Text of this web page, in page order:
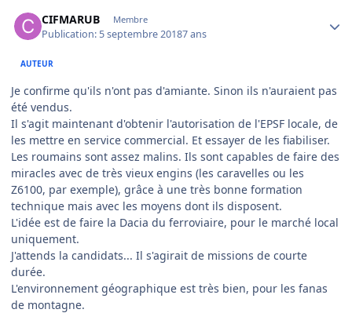
CIFMARUB Membre
Publication: 5 septembre 20187 ans
AUTEUR
Je confirme qu'ils n'ont pas d'amiante. Sinon ils n'auraient pas
été vendus.
Il s'agit maintenant d'obtenir l'autorisation de l'EPSF locale, de
les mettre en service commercial. Et essayer de les fiabiliser.
Les roumains sont assez malins. Ils sont capables de faire des
miracles avec de très vieux engins (les caravelles ou les
Z6100, par exemple), grâce à une très bonne formation
technique mais avec les moyens dont ils disposent.
L'idée est de faire la Dacia du ferroviaire, pour le marché local
uniquement.
J'attends la candidats... Il s'agirait de missions de courte
durée.
L'environnement géographique est très bien, pour les fanas
de montagne.